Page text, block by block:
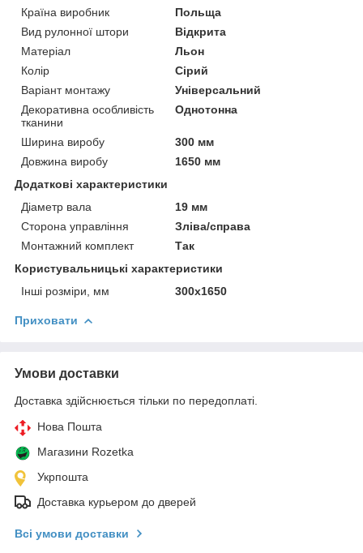
Країна виробник
Польща
Вид рулонної штори
Відкрита
Матеріал
Льон
Колір
Сірий
Варіант монтажу
Універсальний
Декоративна особливість
тканини
Однотонна
Ширина виробу
300 мм
Довжина виробу
1650 мм
Додаткові характеристики
Діаметр вала
19 мм
Сторона управління
Зліва/справа
Монтажний комплект
Так
Користувальницькі характеристики
Інші розміри, мм
300х1650
Приховати
Умови доставки
Доставка здійснюється тільки по передоплаті.
Нова Пошта
Магазини Rozetka
Укрпошта
Доставка курьером до дверей
Всі умови доставки